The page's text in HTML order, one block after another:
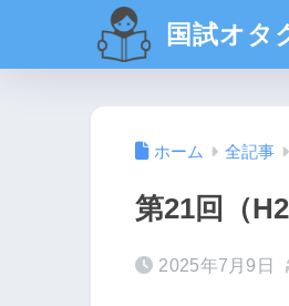
国試オタ
ホーム 全記事
第21回（
2025年7月9日